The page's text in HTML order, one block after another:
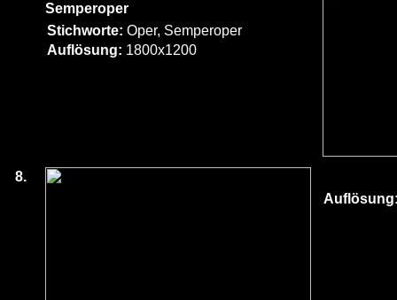
Semperoper
Stichworte:Oper, Semperoper
Auflösung: 1800x1200
8.